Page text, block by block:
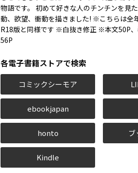
物語です。 初めて好きな人のチンチンを見
動、欲望、衝動を描きました! ※こちらは全
R18版と同様です ※白抜き修正 ※本文50P
56P
各電子書籍ストアで検索
コミックシーモア
ebookjapan
honto
Kindle